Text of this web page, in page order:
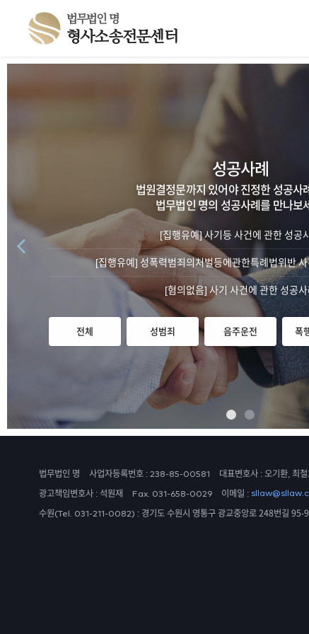
법무법인 명
형사소송전문센터
성공사례
법원결정문까지 있어야 진정한 성공사
법무법인 명의 성공사례를 만나보
[집행유예] 사기등 사건에 관한 성공
[집행유예] 성폭력범죄의처벌등에관한특례법위반
[혐의없음] 사기 사건에 관한 성공사
전체 성범죄 음주운전 폭
법무법인 명 사업자등록번호 :238-85-00581 대표변호사 : 오기환, 최철
광고책임변호사 : 석원재 Fax. 031-658-0029 이메일 :
수원 (Tel. 031-211-0082) : 경기도 수원시 영통구 광교중앙로 248번길 95-